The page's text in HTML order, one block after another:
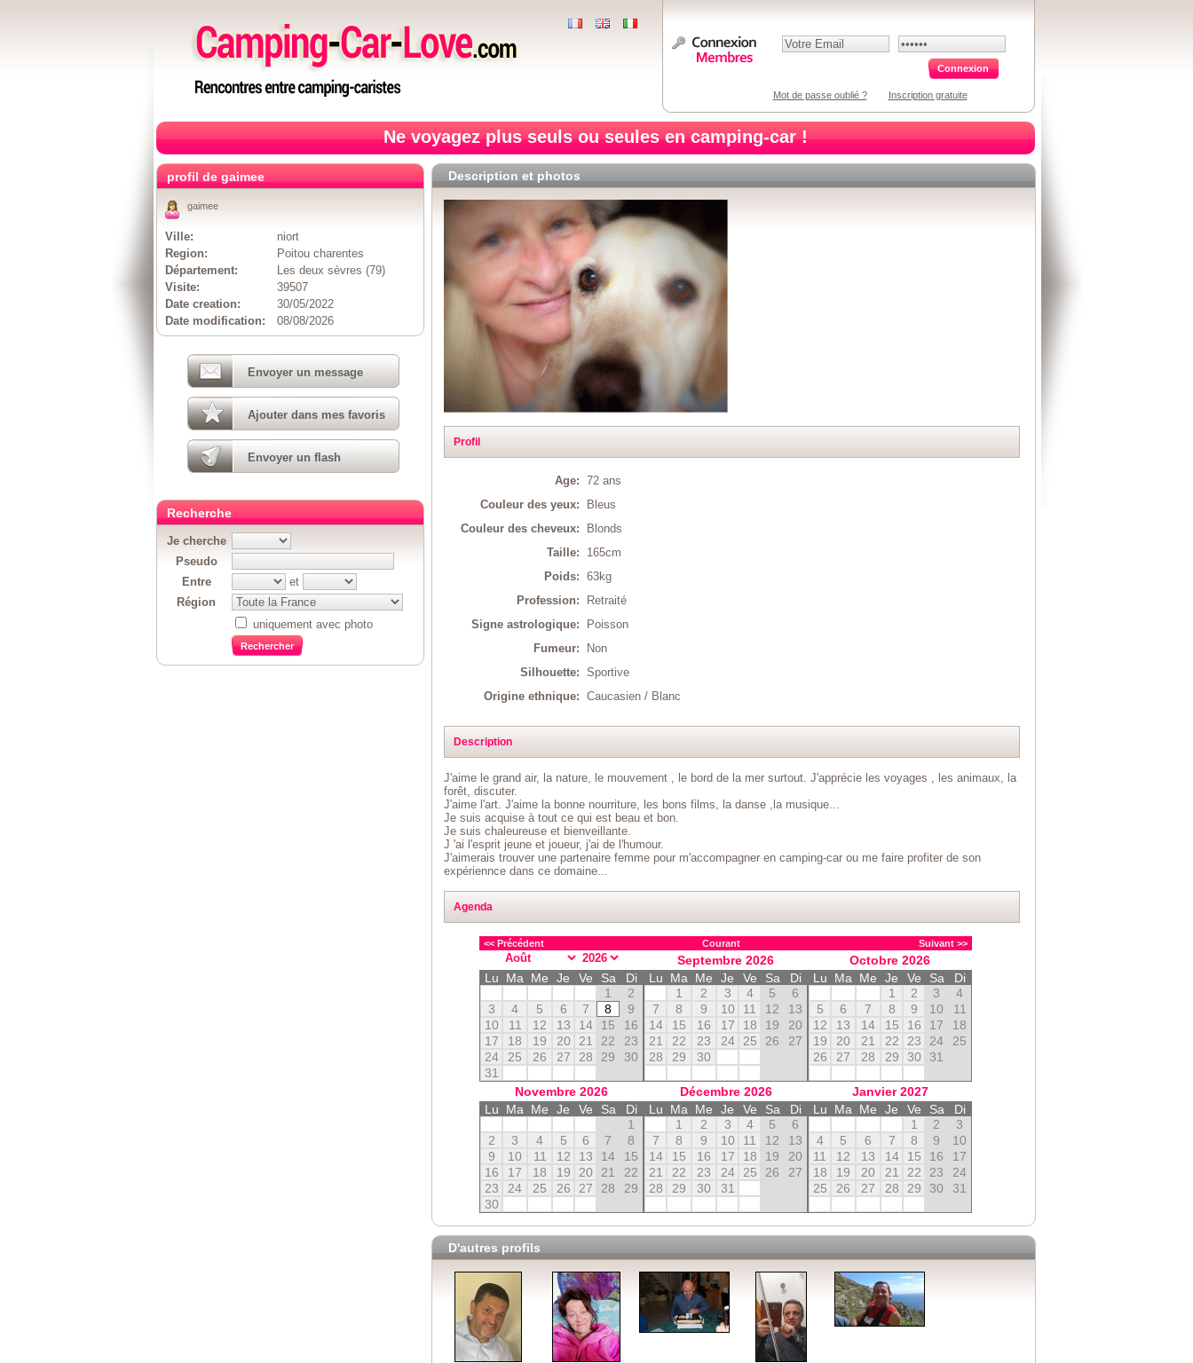
Mot de passe oublié ? Inscription gratuite
Ne voyagez plus seuls ou seules en camping-car !
Description et photos
Profil
Age:
72 ans
Couleur des yeux:
Bleus
Couleur des cheveux:
Blonds
Taille:
165cm
Poids:
63kg
Profession:
Retraité
Signe astrologique:
Poisson
Fumeur:
Non
Silhouette:
Sportive
Origine ethnique:
Caucasien / Blanc
Description
J'aime le grand air, la nature, le mouvement , le bord de la mer surtout. J'apprécie les voyages , les animaux, la
forêt, discuter.
J'aime l'art. J'aime la bonne nourriture, les bons films, la danse ,la musique...
Je suis acquise à tout ce qui est beau et bon.
Je suis chaleureuse et bienveillante.
J 'ai l'esprit jeune et joueur, j'ai de l'humour.
J'aimerais trouver une partenaire femme pour m'accompagner en camping-car ou me faire profiter de son
expériennce dans ce domaine...
Agenda
<< Précédent Courant Suivant >>
Lu Ma Me Je Ve Sa
Di
1
2
3
4 5 6 7 8
9
10
11 12 13 14 15
16
17
18 19 20 21 22
23
24
25 26 27 28 29
30
31
Septembre 2026
Lu
Ma Me Je Ve Sa
Di
1
2 3 4 5
6
7
8 9 10 11 12
13
14
15 16 17 18 19
20
21
22 23 24 25 26
27
28
29 30
Octobre 2026
Lu
Ma Me Je Ve Sa
Di
1
2 3
4
5
6 7 8 9 10
11
12
13 14 15 16 17
18
19
20 21 22 23 24
25
26
27 28 29 30 31
Novembre 2026
Lu
Ma Me Je Ve Sa
Di
1
2
3 4 5 6 7
8
9
10 11 12 13 14
15
16
17 18 19 20 21
22
23
24 25 26 27 28
29
30
Décembre 2026
Lu
Ma Me Je Ve Sa
Di
1
2 3 4 5
6
7
8 9 10 11 12
13
14
15 16 17 18 19
20
21
22 23 24 25 26
27
28
29 30 31
Janvier 2027
Lu
Ma Me Je Ve Sa
Di
1
2
3
4
5 6 7 8 9
10
11
12 13 14 15 16
17
18
19 20 21 22 23
24
25
26 27 28 29 30 31
D'autres profils
profil de gaimee
gaimee
Ville:
niort
Region:
Poitou charentes
Département:
Les deux sèvres (79)
Visite:
39507
Date creation:
30/05/2022
Date modification:
08/08/2026
Envoyer un message
Ajouter dans mes favoris
Envoyer un flash
Recherche
Je cherche
Pseudo
Entre
et
Région
uniquement avec photo